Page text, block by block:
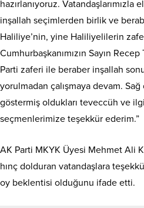
hazırlanıyoruz.
inşallah seçimlerden birlik ve
Haliliye’nin, yine Haliliyelilerin
Cumhurbaşkanımızın Sayın
Parti zaferi ile beraber inşallah
yorulmadan çalışmaya devam.
göstermiş oldukları teveccüh ve
seçmenlerimize teşekkür ederim.”
AK Parti MKYK Üyesi Mehmet Ali
hınç dolduran vatandaşlara
oy beklentisi olduğunu ifade etti.